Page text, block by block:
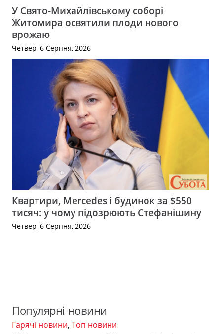
У Свято-Михайлівському соборі
Житомира освятили плоди нового
врожаю
Четвер, 6 Серпня, 2026
Квартири, Mercedes і будинок за $550
тисяч: у чому підозрюють Стефанішину
Четвер, 6 Серпня, 2026
Популярні новини
Гарячі новини, Топ новини